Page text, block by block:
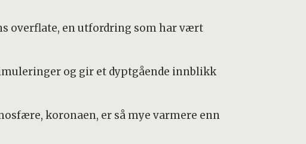
overflate, en utfordring som har vært
og gir et dyptgående innblikk
koronaen, er så mye varmere enn